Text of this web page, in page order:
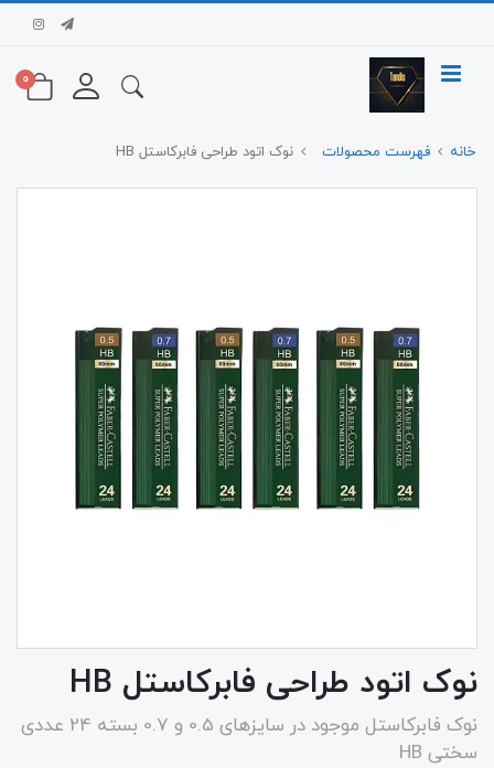
0
خانه فهرست محصولات نوک اتود طراحی فابرکاستل HB
نوک اتود طراحی فابرکاستل HB
نوک فابرکاستل موجود در سایزهای 0.5 و 0.7 بسته 24 عددی
سختی HB